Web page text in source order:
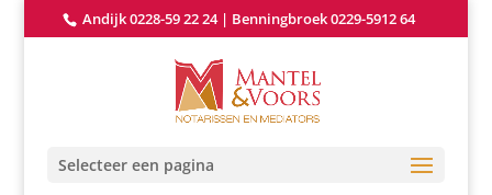
Andijk 0228-59 22 24| Benningbroek 0229-5912 64
Selecteer een pagina